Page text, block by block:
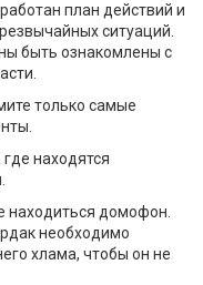
план действий и
ситуаций.
быть ознакомлены с
только самые
находятся
находиться домофон.
необходимо
хлама, чтобы он не